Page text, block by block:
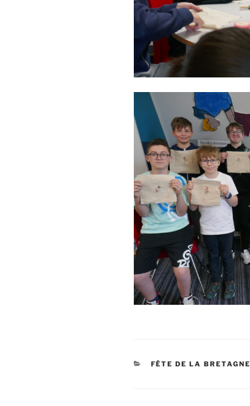
CATÉGORIES
FÊTE DE LA BRETAGNE